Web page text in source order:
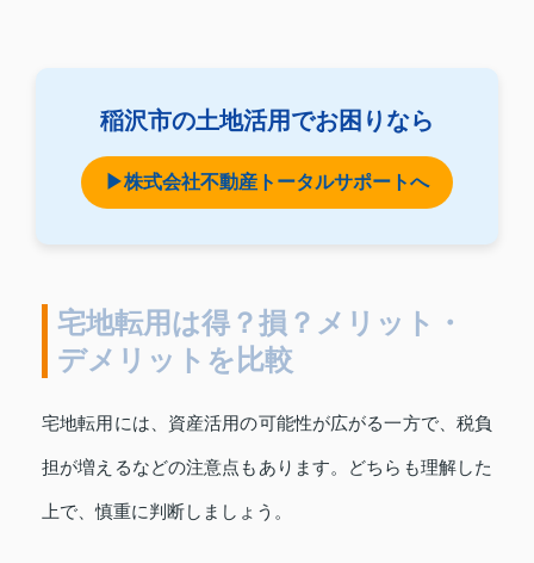
稲沢市の土地活用でお困りなら
▶株式会社不動産トータルサポートへ
宅地転用は得？損？メリット・
デメリットを比較
宅地転用には、資産活用の可能性が広がる一方で、税負
担が増えるなどの注意点もあります。どちらも理解した
上で、慎重に判断しましょう。